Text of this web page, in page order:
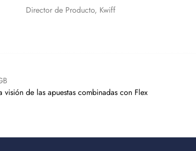
Director de Producto, Kwiff
de las apuestas combinadas con Flex